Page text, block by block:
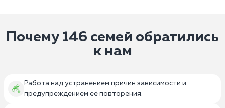
Почему 146 семей обратились
к нам
Работа над устранением причин зависимости и
предупреждением её повторения.